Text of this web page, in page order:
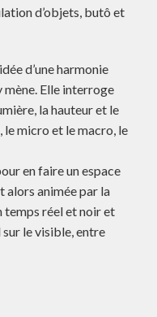
d’objets, butô et
d’une harmonie
mène. Elle interroge
la hauteur et le
le micro et le macro, le
en faire un espace
alors animée par la
temps réel et noir et
le visible, entre